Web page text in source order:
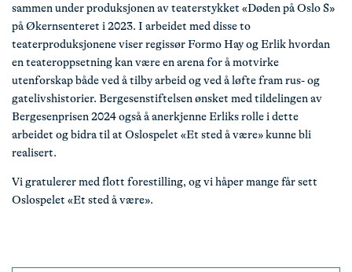
sammen under produksjonen av teaterstykket «Døden på Oslo S»
på Økernsenteret i 2023. I arbeidet med disse to
teaterproduksjonene viser regissør Formo Hay og Erlik hvordan
en teateroppsetning kan være en arena for å motvirke
utenforskap både ved å tilby arbeid og ved å løfte fram rus- og
gatelivshistorier. Bergesenstiftelsen ønsket med tildelingen av
Bergesenprisen 2024 også å anerkjenne Erliks rolle i dette
arbeidet og bidra til at Oslospelet «Et sted å være» kunne bli
realisert.
Vi gratulerer med flott forestilling, og vi håper mange får sett
Oslospelet «Et sted å være».